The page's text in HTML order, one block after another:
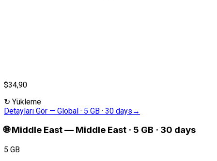
$34,90
↻ Yükleme
Detayları Gör — Global · 5 GB · 30 days →
🌐 Middle East— Middle East · 5 GB · 30 days
5 GB